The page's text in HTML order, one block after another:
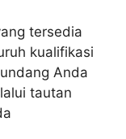
tersedia
kualifikasi
Anda
tautan